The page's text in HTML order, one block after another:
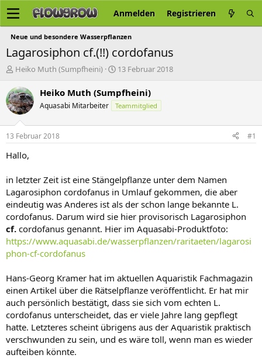
Anmelden Registrieren
Neue und besondere Wasserpflanzen
Lagarosiphon cf.(!!) cordofanus
E
s
t
e
e
r
Heiko Muth (Sumpfheini)
E
s
t
e
t
13 Februar 2018
Heiko Muth (Sumpfheini)
Aquasabi Mitarbeiter Teammitglied
13 Februar 2018 #1
Hallo,
in letzter Zeit ist eine Stängelpflanze unter dem Namen
Lagarosiphon cordofanus in Umlauf gekommen, die aber
eindeutig was Anderes ist als der schon lange bekannte L.
cordofanus. Darum wird sie hier provisorisch Lagarosiphon
cf. cordofanus genannt. Hier im Aquasabi-Produktfoto:
https://www.aquasabi.de/wasserpflanzen/raritaeten/lagarosi
phon-cf-cordofanus
Hans-Georg Kramer hat im aktuellen Aquaristik Fachmagazin
einen Artikel über die Rätselpflanze veröffentlicht. Er hat mir
auch persönlich bestätigt, dass sie sich vom echten L.
cordofanus unterscheidet, das er viele Jahre lang gepflegt
hatte. Letzteres scheint übrigens aus der Aquaristik praktisch
verschwunden zu sein, und es wäre toll, wenn man es wieder
aufteiben könnte.